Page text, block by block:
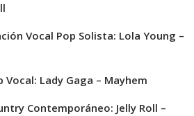
Vocal Pop Solista: Lola Young –
Vocal: Lady Gaga – Mayhem
Contemporáneo: Jelly Roll –